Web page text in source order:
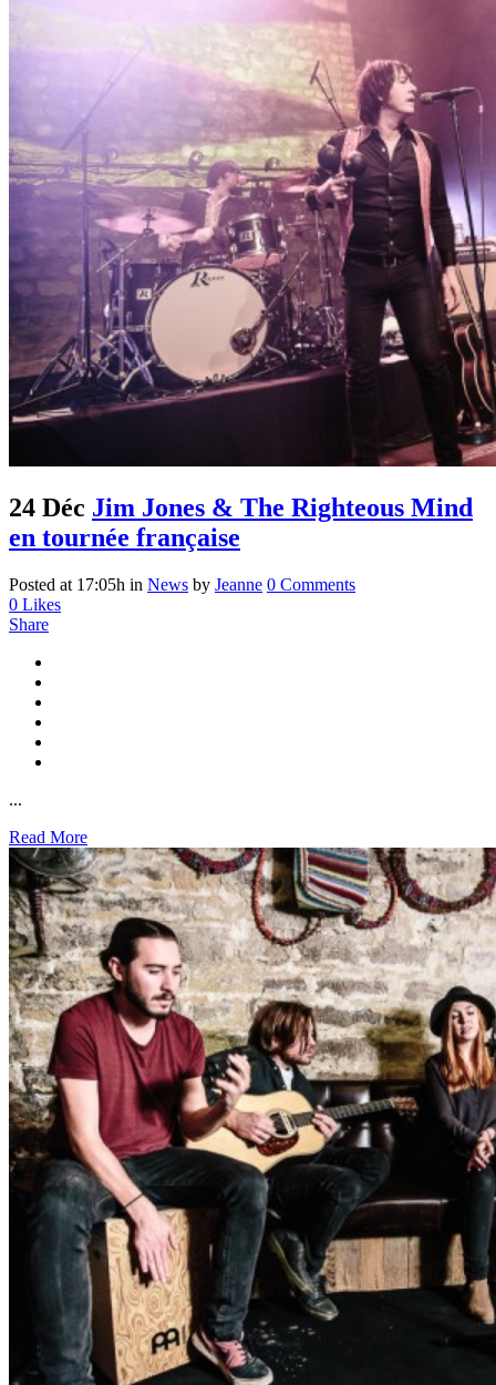
24 Déc Jim Jones & The Righteous Mind
en tournée française
Posted at 17:05h in News by Jeanne 0 Comments
0 Likes
Share
...
Read More